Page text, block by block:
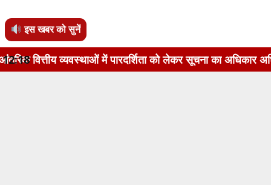
इस खबर को सुनें
में पारदर्शिता को लेकर सूचना का अधिकार अधिनियम, 2005 के
12:18